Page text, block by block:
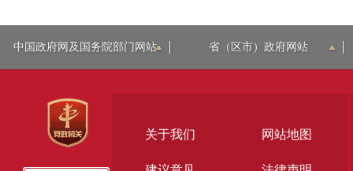
中国政府网及国务院部门网站 省（区市）政府网站
关于我们 网站地图